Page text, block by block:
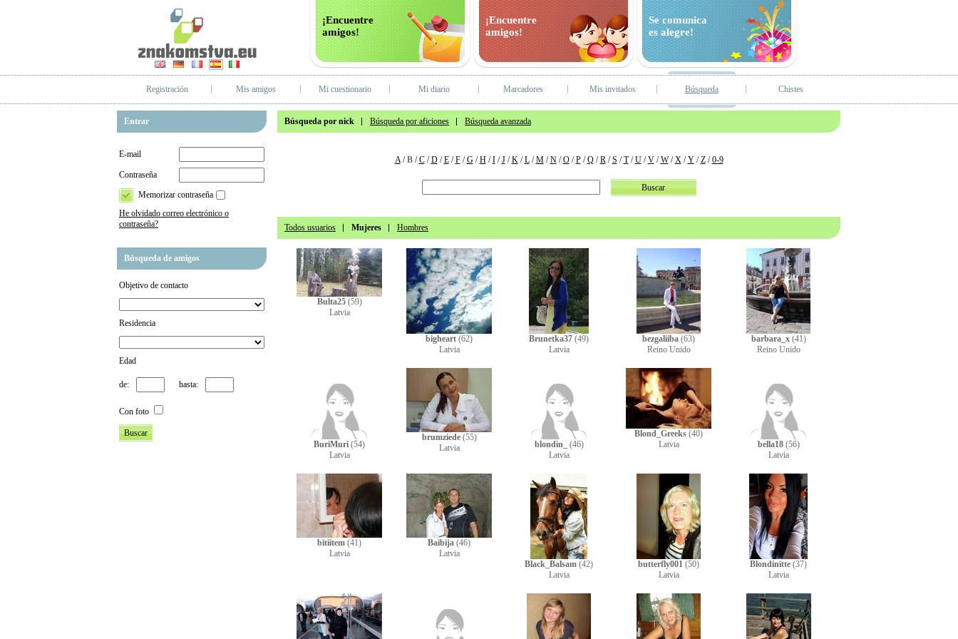
¡Encuentre
amigos!
¡Encuentre
amigos!
Se comunica
es alegre!
Registración Mis amigos Mi cuestionario Mi diario Marcadores Mis invitados Búsqueda Chistes
Entrar
E-mail
Contraseña
Memorizar contraseña
He olvidado correo electrónico o
contraseña?
Búsqueda de amigos
Objetivo de contacto
Residencia
Edad
de: hasta:
Con foto
Búsqueda por nick Búsqueda por aficiones Búsqueda avanzada
A/B/C/D/E/F/G/H/I/J/K/L/M/N/O/P/Q/R/S /T/U/V/W/X/Y/Z/0-9
Todos usuarios Mujeres Hombres
Bulta25(59)
Latvia
bigheart (62)
Latvia
Brunetka37 (49)
Latvia
bezgaliiba (63)
Reino Unido
barbara_x(41)
Reino Unido
BuriMuri (54)
Latvia
brumziede(55)
Latvia
blondin_
(46)
Latvia
Blond_Greeks (40)
Latvia
bella18(56)
Latvia
bitiitem (41)
Latvia
Baibija (46)
Latvia
Black_Balsam (42)
Latvia
butterfly001 (50)
Latvia
Blondinitte (37)
Latvia